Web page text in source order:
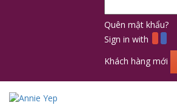
Quên mật khẩu?
Sign in with
Khách hàng mới